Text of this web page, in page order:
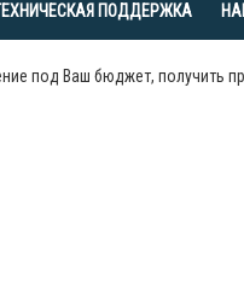
ПОДДЕРЖКА
под Ваш бюджет,